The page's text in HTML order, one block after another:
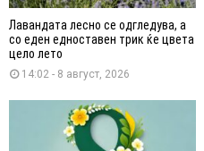
Лавандата лесно се одгледува, а
со еден едноставен трик ќе цвета
цело лето
14:02 - 8 август, 2026